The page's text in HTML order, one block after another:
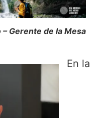
Gerente de la Mesa
En la